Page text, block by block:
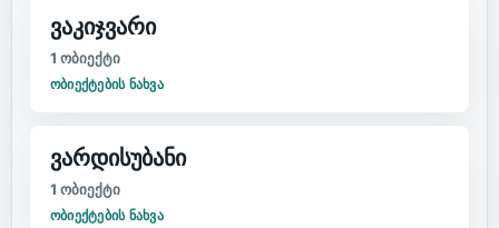
ვაკიჯვარი
1 ობიექტი
ᲝᲑᲘᲔᲥᲢᲔᲑᲘᲡ ᲜᲐᲮᲕᲐ
ვარდისუბანი
1 ობიექტი
ᲝᲑᲘᲔᲥᲢᲔᲑᲘᲡ ᲜᲐᲮᲕᲐ